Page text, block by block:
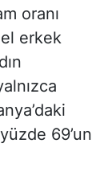
oranı
erkek
69’un